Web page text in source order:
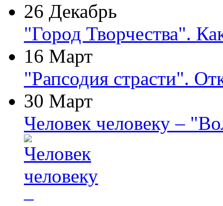
26 Декабрь
"Город Творчества".
16 Март
"Рапсодия страсти".
30 Март
Человек человеку –